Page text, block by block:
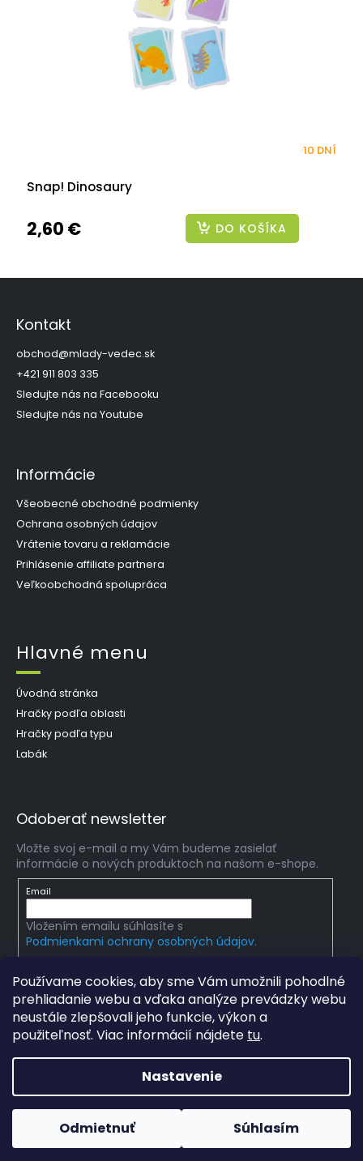
Používame cookies, aby sme Vám umožnili pohodlné
prehliadanie webu a vďaka analýze prevádzky webu
neustále zlepšovali jeho funkcie, výkon a
použiteľnosť. Viac informácií nájdete tu.
Nastavenie
Odmietnuť Súhlasím
Snap! Dinosaury
10 DNÍ
2,60 € DO KOŠÍKA
Z
Kontakt
obchod@mlady-vedec.sk
+421 911 803 335
Sledujte nás na Facebooku
Sledujte nás na Youtube
Informácie
Všeobecné obchodné podmienky
Ochrana osobných údajov
Vrátenie tovaru a reklamácie
Prihlásenie affiliate partnera
Veľkoobchodná spolupráca
Hlavné menu
Úvodná stránka
Hračky podľa oblasti
Hračky podľa typu
Labák
Odoberať newsletter
Vložte svoj e-mail a my Vám budeme zasielať
informácie o nových produktoch na našom e-shope.
Email
Vložením emailu súhlasíte s
Podmienkami ochrany osobných údajov.
Vytvoril Shoptet
mlady-vedec.sk
. Všetky práva
vyhradené.Upraviť nastavenie cookies
Grafický návrh vytvořil a na Shoptet implementoval
Hladatechka s.r.o.